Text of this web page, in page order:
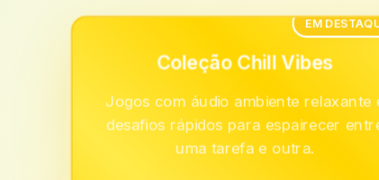
EM
Coleção Chill Vibes
Jogos com áudio ambiente relaxante
desafios rápidos para espairecer
uma tarefa e outra.